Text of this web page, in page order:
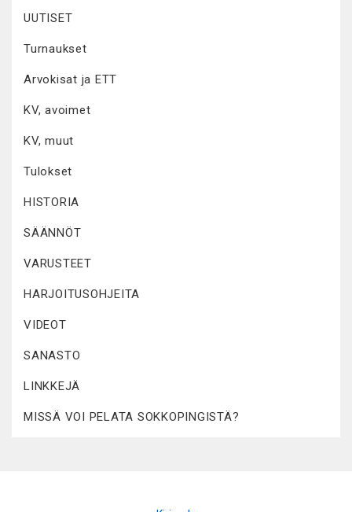
UUTISET
Turnaukset
Arvokisat ja ETT
KV, avoimet
KV, muut
Tulokset
HISTORIA
SÄÄNNÖT
VARUSTEET
HARJOITUSOHJEITA
VIDEOT
SANASTO
LINKKEJÄ
MISSÄ VOI PELATA SOKKOPINGISTÄ?